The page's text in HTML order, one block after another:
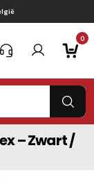
0
– Zwart /